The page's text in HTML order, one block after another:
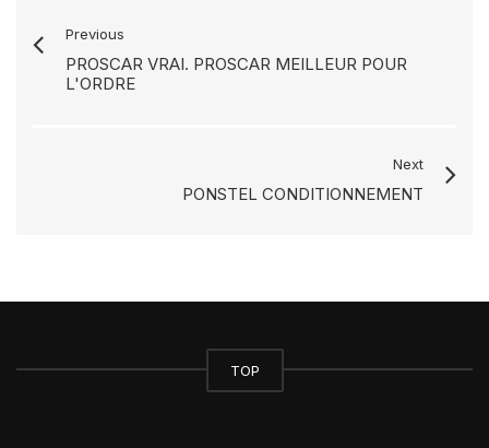
Previous
PROSCAR VRAI. PROSCAR MEILLEUR POUR
L'ORDRE
Next
PONSTEL CONDITIONNEMENT
TOP